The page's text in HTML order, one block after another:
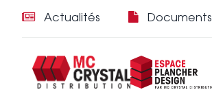
Actualités Documents